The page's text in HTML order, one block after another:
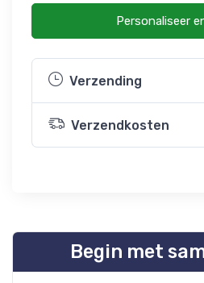
Personaliseer
Verzending
Verzendkosten
Begin met